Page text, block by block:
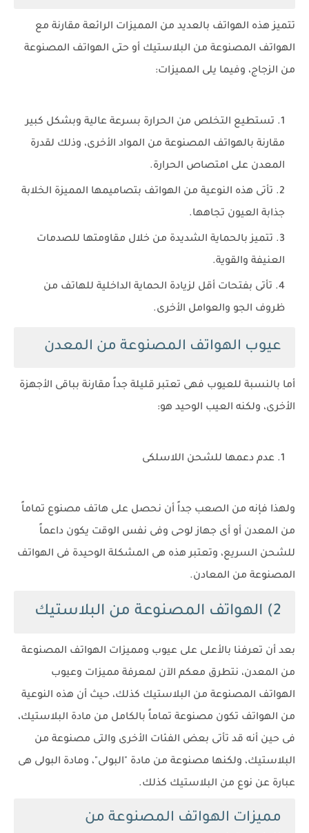
تتميز هذه الهواتف بالعديد من المميزات الرائعة مقارنة مع
الهواتف المصنوعة من البلاستيك أو حتى الهواتف المصنوعة
من الزجاج، وفيما يلى المميزات:
تستطيع التخلص من الحرارة بسرعة عالية وبشكل كبير
مقارنة بالهواتف المصنوعة من المواد الأخرى، وذلك لقدرة
المعدن على امتصاص الحرارة.
تأتى هذه النوعية من الهواتف بتصاميمها المميزة الخلابة
جذابة العيون تجاهها.
تتميز بالحماية الشديدة من خلال مقاومتها للصدمات
العنيفة والقوية.
تأتى بفتحات أقل لزيادة الحماية الداخلية للهاتف من
ظروف الجو والعوامل الأخرى.
عيوب الهواتف المصنوعة من المعدن
أما بالنسبة للعيوب فهى تعتبر قليلة جداً مقارنة بباقى الأجهزة
الأخرى، ولكنه العيب الوحيد هو:
عدم دعمها للشحن اللاسلكى
ولهذا فإنه من الصعب جداً أن نحصل على هاتف مصنوع تماماً
من المعدن أو أى جهاز لوحى وفى نفس الوقت يكون داعماً
للشحن السريع، وتعتبر هذه هى المشكلة الوحيدة فى الهواتف
المصنوعة من المعادن.
2) الهواتف المصنوعة من البلاستيك
بعد أن تعرفنا بالأعلى على عيوب ومميزات الهواتف المصنوعة
من المعدن، نتطرق معكم الآن لمعرفة مميزات وعيوب
الهواتف المصنوعة من البلاستيك كذلك، حيث أن هذه النوعية
من الهواتف تكون مصنوعة تماماً بالكامل من مادة البلاستيك،
فى حين أنه قد تأتى بعض الفئات الأخرى والتى مصنوعة من
البلاستيك، ولكنها مصنوعة من مادة "البولى"، ومادة البولى هى
عبارة عن نوع من البلاستيك كذلك.
مميزات الهواتف المصنوعة من